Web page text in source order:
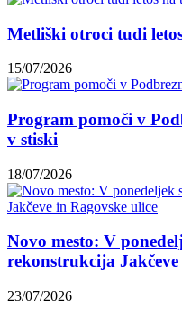
Metliški otroci tudi
15/07/2026
Program pomoči v
v stiski
18/07/2026
Novo mesto: V
rekonstrukcija
23/07/2026